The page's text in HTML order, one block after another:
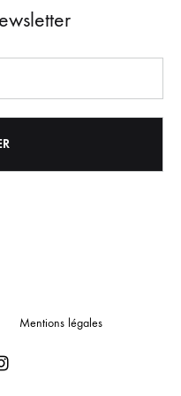
Mentions légales
Instagram